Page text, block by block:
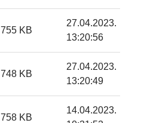
755 KB
27.04.2023.
13:20:56
748 KB
27.04.2023.
13:20:49
758 KB
14.04.2023.